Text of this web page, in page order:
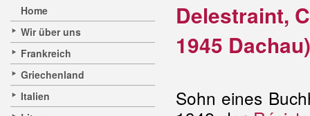
Home
Wir über uns
Frankreich
Griechenland
Italien
Delestraint,
1945 Dachau)
Sohn eines